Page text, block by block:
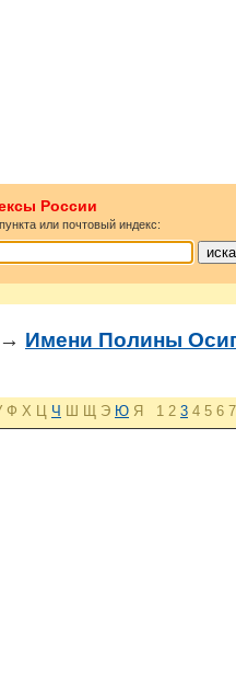
России
или почтовый индекс:
→ Имени Полины
Ф Х Ц Ч Ш Щ Э Ю Я 1 2 3 4 5 6 7